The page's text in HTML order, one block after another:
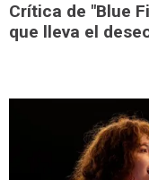
Crítica de "Blue
que lleva el